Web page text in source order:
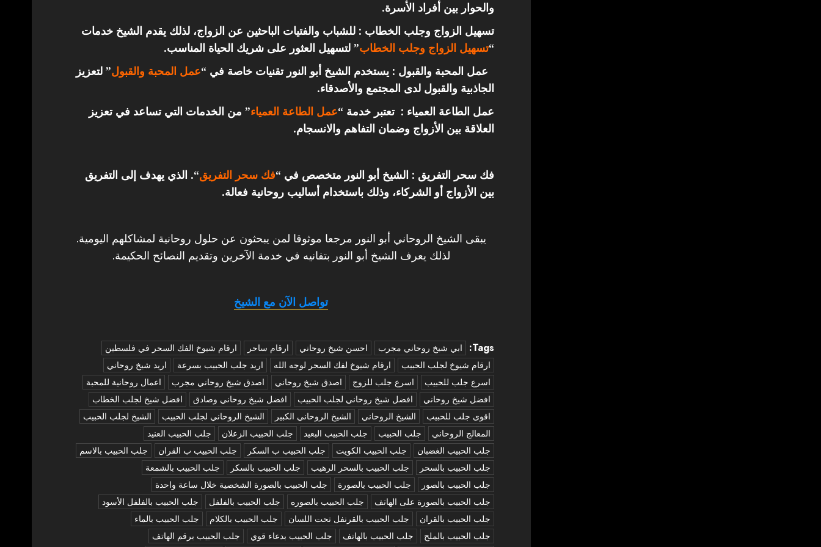
والحوار بين أفراد الأسرة.
تسهيل الزواج وجلب الخطاب : للشباب والفتيات الباحثين عن الزواج، لذلك يقدم الشيخ خدمات
“تسهيل الزواج وجلب الخطاب” لتسهيل العثور على شريك الحياة المناسب.
عمل المحبة والقبول : يستخدم الشيخ أبو النور تقنيات خاصة في “عمل المحبة والقبول” لتعزيز
الجاذبية والقبول لدى المجتمع والأصدقاء.
عمل الطاعة العمياء : تعتبر خدمة “عمل الطاعة العمياء” من الخدمات التي تساعد في تعزيز
العلاقة بين الأزواج وضمان التفاهم والانسجام.
فك سحر التفريق : الشيخ أبو النور متخصص في “فك سحر التفريق“. الذي يهدف إلى التفريق
بين الأزواج أو الشركاء، وذلك باستخدام أساليب روحانية فعالة.
يبقى الشيخ الروحاني أبو النور مرجعا موثوقا لمن يبحثون عن حلول روحانية لمشاكلهم اليومية.
لذلك يعرف الشيخ أبو النور بتفانيه في خدمة الآخرين وتقديم النصائح الحكيمة.
تواصل الآن مع الشيخ
Tags: ‏ابي شيخ روحاني مجرب احسن شيخ روحاني ارقام ساحر
ارقام شيوخ الفك السحر في فلسطين
ارقام شيوخ لجلب الحبيب
ارقام شيوخ لفك السحر لوجه الله اريد جلب الحبيب بسرعة
اريد شيخ روحاني
اسرع جلب للحبيب
اسرع جلب للزوج اصدق شيخ روحاني اصدق شيخ روحاني مجرب
اعمال روحانية للمحبة
افضل شيخ روحاني
افضل شيخ روحاني لجلب الحبيب افضل شيخ روحاني وصادق
افضل شيخ لجلب الخطاب
اقوى جلب للحبيب
الشيخ الروحاني الشيخ الروحاني الكبير الشيخ الروحاني لجلب الحبيب
الشيخ لجلب الحبيب
المعالج الروحاني
جلب الحبيب جلب الحبيب البعيد جلب الحبيب الزعلان
جلب الحبيب العنيد
جلب الحبيب الغضبان
جلب الحبيب الكويت جلب الحبيب ب السكر جلب الحبيب ب القران
جلب الحبيب بالاسم
جلب الحبيب بالسحر
جلب الحبيب بالسحر الرهيب جلب الحبيب بالسكر
جلب الحبيب بالشمعة
جلب الحبيب بالصور
جلب الحبيب بالصورة
جلب الحبيب بالصورة الشخصية خلال ساعة واحدة
جلب الحبيب بالصورة على الهاتف
جلب الحبيب بالصوره جلب الحبيب بالفلفل
جلب الحبيب بالفلفل الأسود
جلب الحبيب بالقران
جلب الحبيب بالقرنفل تحت اللسان جلب الحبيب بالكلام
جلب الحبيب بالماء
جلب الحبيب بالملح
جلب الحبيب بالهاتف جلب الحبيب بدعاء قوي
جلب الحبيب برقم الهاتف